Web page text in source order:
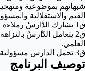
شبهاتهم بموضوعية
القيم والاستقلالية
ق1 يشارك الدَّارسُ زملاءه في المجموعات البحثية باحترافية عالية.
ق2 يتعامل الدَّارسُ
العلمي.
ق3 تحمل الدارس مسؤولية إتقان العمل في البحث والمعرفة ودعمها.
توصيف البرنامج